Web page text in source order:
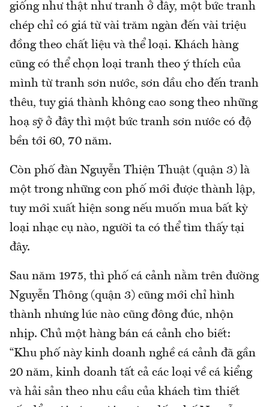
giống như thật như tranh ở đây, một bức tranh
chép chỉ có giá từ vài trăm ngàn đến vài triệu
đồng theo chất liệu và thể loại. Khách hàng
cũng có thể chọn loại tranh theo ý thích của
mình từ tranh sơn nước, sơn dầu cho đến tranh
thêu, tuy giá thành không cao song theo những
hoạ sỹ ở đây thì một bức tranh sơn nước có độ
bền tới 60, 70 năm.
Còn phố đàn Nguyễn Thiện Thuật (quận 3) là
một trong những con phố mới được thành lập,
tuy mới xuất hiện song nếu muốn mua bất kỳ
loại nhạc cụ nào, người ta có thể tìm thấy tại
đây.
Sau năm 1975, thì phố cá cảnh nằm trên đường
Nguyễn Thông (quận 3) cũng mới chỉ hình
thành nhưng lúc nào cũng đông đúc, nhộn
nhịp. Chủ một hàng bán cá cảnh cho biết:
“Khu phố này kinh doanh nghề cá cảnh đã gần
20 năm, kinh doanh tất cả các loại về cá kiểng
và hải sản theo nhu cầu của khách tìm thiết